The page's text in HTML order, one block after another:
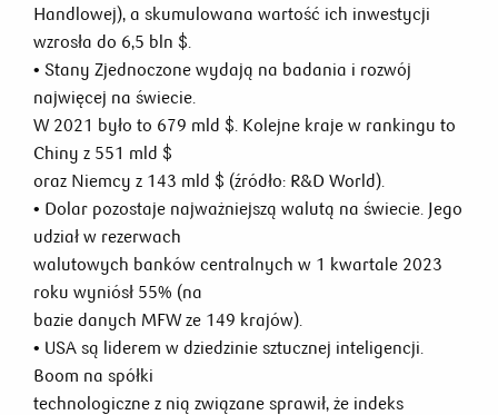
Handlowej), a skumulowana wartość ich inwestycji
wzrosła do 6,5 bln $.
• Stany Zjednoczone wydają na badania i rozwój
najwięcej na świecie.
W 2021 było to 679 mld $. Kolejne kraje w rankingu to
Chiny z 551 mld $
oraz Niemcy z 143 mld $ (źródło: R&D World).
• Dolar pozostaje najważniejszą walutą na świecie. Jego
udział w rezerwach
walutowych banków centralnych w 1 kwartale 2023
roku wyniósł 55% (na
bazie danych MFW ze 149 krajów).
• USA są liderem w dziedzinie sztucznej inteligencji.
Boom na spółki
technologiczne z nią związane sprawił, że indeks